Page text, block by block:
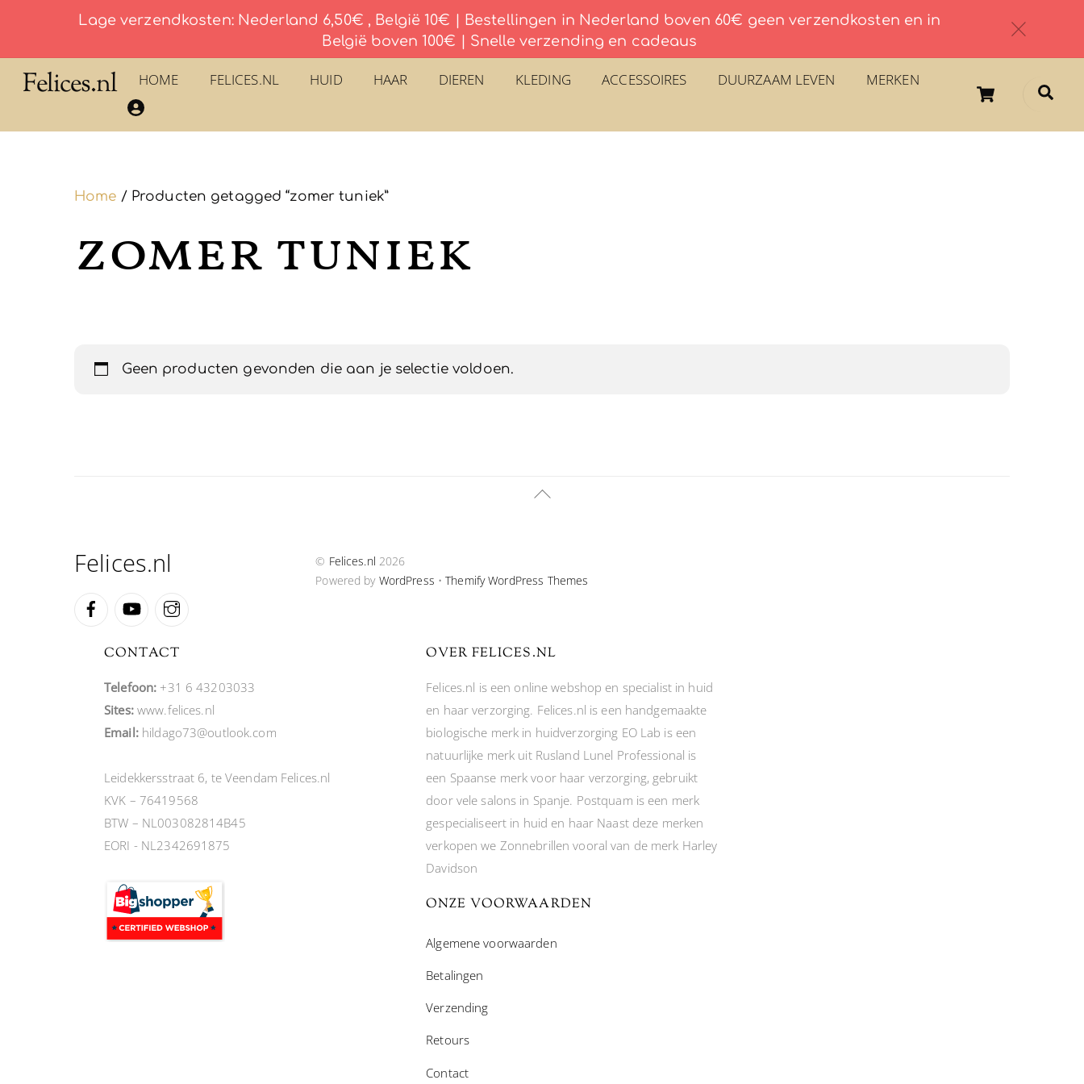
Lage verzendkosten: Nederland 6,50€ , België 10€ | Bestellingen in Nederland boven 60€ geen verzendkosten en in
België boven 100€ | Snelle verzending en cadeaus
c
Felices.nl Cart
HOME FELICES.NL HUID HAAR DIEREN KLEDING ACCESSOIRES DUURZAAM LEVEN MERKEN
Home / Producten getagged “zomer tuniek”
zomer tuniek
Geen producten gevonden die aan je selectie voldoen.
Back
Felices.nl
FacebookYouTube
© Felices.nl 2026
Powered by WordPress •Themify WordPress Themes
CONTACT
Telefoon: +31 6 43203033
Sites:www.felices.nl
Email:hildago73@outlook.com
Leidekkersstraat 6, te Veendam Felices.nl
KVK – 76419568
BTW – NL003082814B45
EORI - NL2342691875
OVER FELICES.NL
Felices.nl is een online webshop en specialist in huid
en haar verzorging. Felices.nl is een handgemaakte
biologische merk in huidverzorging EO Lab is een
natuurlijke merk uit Rusland Lunel Professional is
een Spaanse merk voor haar verzorging, gebruikt
door vele salons in Spanje. Postquam is een merk
gespecialiseert in huid en haar Naast deze merken
verkopen we Zonnebrillen vooral van de merk Harley
Davidson
ONZE VOORWAARDEN
Algemene voorwaarden
Betalingen
Verzending
Retours
Contact